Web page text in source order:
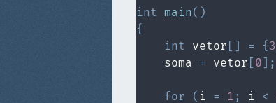
int main( )
{
int vetor = { 3
    soma
= vetor 0 ;
for ( i = 1 ; i <